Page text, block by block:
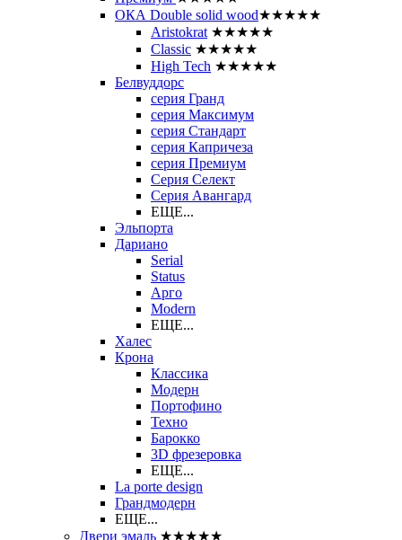
ОКА Double solid wood★★★★★
Aristokrat ★★★★★
Classic ★★★★★
High Tech ★★★★★
Белвуддорс
серия Гранд
серия Максимум
серия Стандарт
серия Капричеза
серия Премиум
Серия Селект
Серия Авангард
ЕЩЕ...
Эльпорта
Дариано
Serial
Status
Арго
Modern
ЕЩЕ...
Халес
Крона
Классика
Модерн
Портофино
Техно
Барокко
3D фрезеровка
ЕЩЕ...
La porte design
Грандмодерн
ЕЩЕ...
Двери эмаль ★★★★★